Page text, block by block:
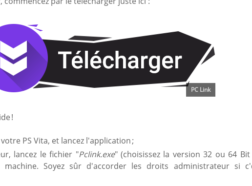
PC Link
!
PS Vita, et lancez l'application ;
lancez le fichier "Pclink.exe" (choisissez la version 32 ou 64 Bit
Soyez sûr d'accorder les droits administrateur si